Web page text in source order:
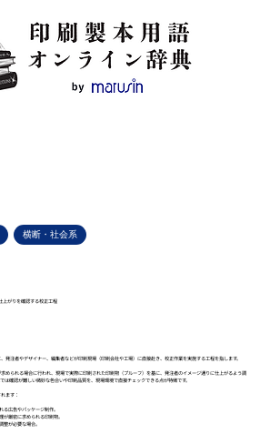
横断・社会系
上がりを確認する校正工程
発注者やデザイナー、編集者などが印刷現場（印刷会社や工場）に直接赴き、校正作業を実施する工程を指します。
められる場合に行われ、現場で実際に印刷された印刷物（プルーフ）を基に、発注者のイメージ通りに仕上がるよう調
は確認が難しい微妙な色合いや印刷品質を、現場環境で直接チェックできる点が特徴です。
ます：
る広告やパッケージ制作。
厳密に求められる印刷物。
整が必要な場合。